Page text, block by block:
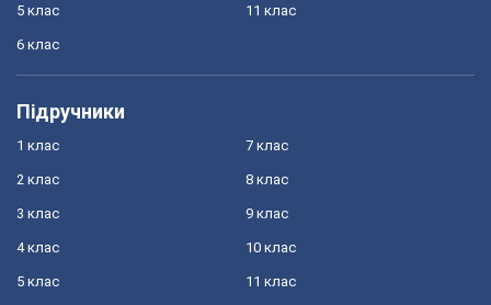
5 клас
6 клас
11 клас
Підручники
1 клас
2 клас
3 клас
4 клас
5 клас
7 клас
8 клас
9 клас
10 клас
11 клас